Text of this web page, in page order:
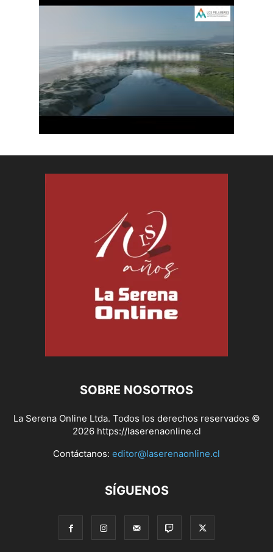
SOBRE NOSOTROS
La Serena Online Ltda. Todos los derechos reservados ©
2026 https://laserenaonline.cl
Contáctanos: editor@laserenaonline.cl
SÍGUENOS